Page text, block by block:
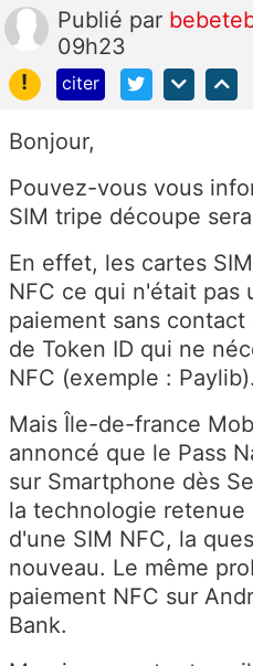
Publié par
09h23
!
citer
Bonjour,
Pouvez-vous vous
SIM tripe découpe
En effet, les cartes
NFC ce qui n'était pas
paiement sans
de Token ID qui ne
NFC (exemple : Paylib).
Mais Île-de-france
annoncé que le Pass
sur Smartphone dès
la technologie
d'une SIM NFC, la
nouveau. Le même
paiement NFC sur
Bank.